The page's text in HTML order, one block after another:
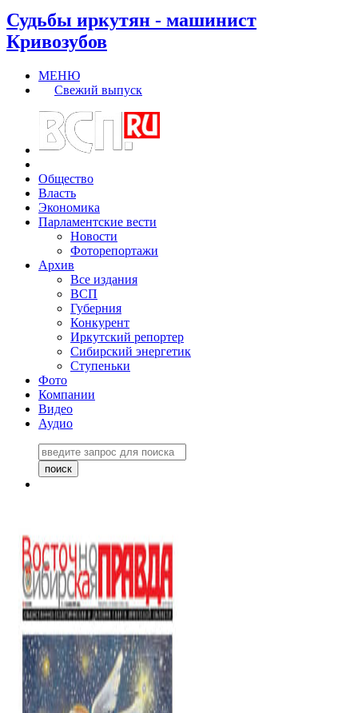
Судьбы иркутян - машинист
Кривозубов
МЕНЮ
Свежий выпуск
Общество
Власть
Экономика
Парламентские вести
Новости
Фоторепортажи
Архив
Все издания
ВСП
Губерния
Конкурент
Иркутский репортер
Сибирский энергетик
Ступеньки
Фото
Компании
Видео
Аудио